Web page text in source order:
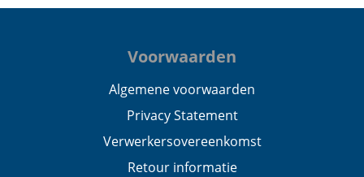
Voorwaarden
Algemene voorwaarden
Privacy Statement
Verwerkersovereenkomst
Retour informatie